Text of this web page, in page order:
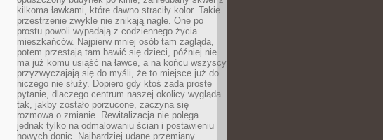
kilkoma ławkami, które dawno straciły kolor. Takie
przestrzenie zwykle nie znikają nagle. One po
prostu powoli wypadają z codziennego życia
mieszkańców. Najpierw mniej osób tam zagląda,
potem przestają tam bawić się dzieci, później nie
ma już komu usiąść na ławce, a na końcu wszyscy
przyzwyczajają się do myśli, że to miejsce już do
niczego nie służy. Dopiero gdy ktoś zada proste
pytanie, dlaczego centrum naszej okolicy wygląda
tak, jakby zostało porzucone, zaczyna się
rozmowa o zmianie. Rewitalizacja nie polega
jednak tylko na odmalowaniu ścian i postawieniu
nowych donic. Najbardziej udane przemiany